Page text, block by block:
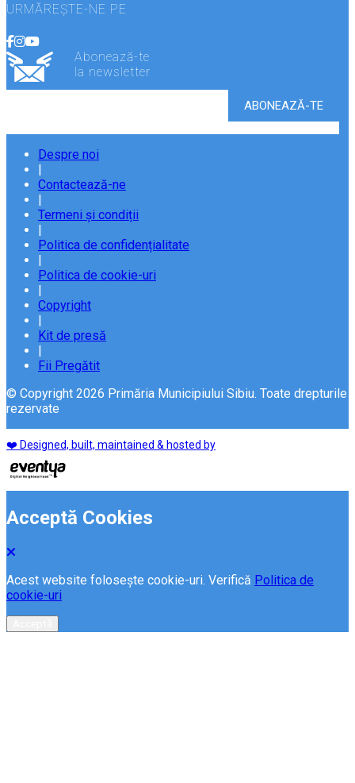
URMĂREȘTE-NE PE
Abonează-te
la newsletter
Despre noi
|
Contactează-ne
|
Termeni și condiții
|
Politica de confidențialitate
|
Politica de cookie-uri
|
Copyright
|
Kit de presă
|
Fii Pregătit
© Copyright 2026 Primăria Municipiului Sibiu. Toate drepturile
rezervate
❤️ Designed, built, maintained & hosted by
Acceptă Cookies
Acest website folosește cookie-uri. Verifică Politica de
cookie-uri